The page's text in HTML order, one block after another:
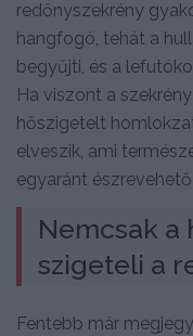
redőnyszekrény
hangfogó, tehát a
begyűjti, és a
Ha viszont a
hőszigetelt
elveszik, ami
egyaránt
Nemcsak a
szigeteli a
Fentebb már